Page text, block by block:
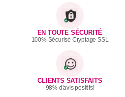
EN TOUTE SÉCURITÉ
100% Sécurisé Cryptage SSL
CLIENTS SATISFAITS
98% d'avis positifs!